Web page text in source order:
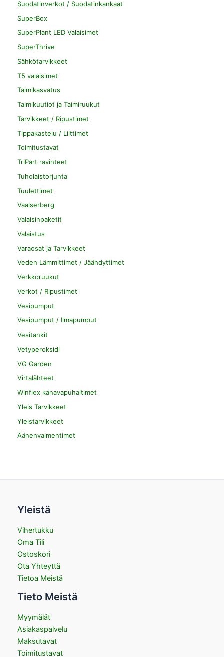
Suodatinverkot / Suodatinkankaat
SuperBox
SuperPlant LED Valaisimet
SuperThrive
Sähkötarvikkeet
T5 valaisimet
Taimikasvatus
Taimikuutiot ja Taimiruukut
Tarvikkeet / Ripustimet
Tippakastelu / Liittimet
Toimitustavat
TriPart ravinteet
Tuholaistorjunta
Tuulettimet
Vaalserberg
Valaisinpaketit
Valaistus
Varaosat ja Tarvikkeet
Veden Lämmittimet / Jäähdyttimet
Verkkoruukut
Verkot / Ripustimet
Vesipumput
Vesipumput / Ilmapumput
Vesitankit
Vetyperoksidi
VG Garden
Virtalähteet
Winflex kanavapuhaltimet
Yleis Tarvikkeet
Yleistarvikkeet
Äänenvaimentimet
Yleistä
Vihertukku
Oma Tili
Ostoskori
Ota Yhteyttä
Tietoa Meistä
Tieto Meistä
Myymälät
Asiakaspalvelu
Maksutavat
Toimitustavat